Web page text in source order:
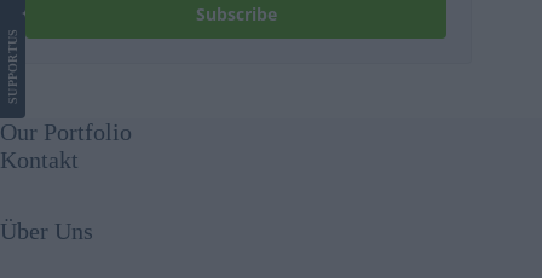
Subscribe
SUPPORT
US
Our Portfolio
Kontakt
Über Uns